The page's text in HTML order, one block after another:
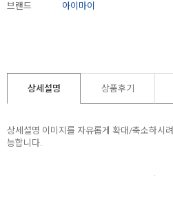
브랜드 아이마이
상세설명 상품후기
상세설명 이미지를 자유롭게 확대/축소하시
능합니다.